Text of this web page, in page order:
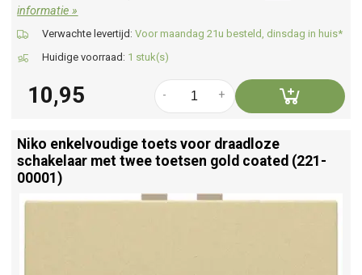
informatie »
Verwachte levertijd: Voor maandag 21u besteld, dinsdag in huis*
Huidige voorraad: 1 stuk(s)
10,95 +
-
Niko enkelvoudige toets voor draadloze
schakelaar met twee toetsen gold coated (221-
00001)